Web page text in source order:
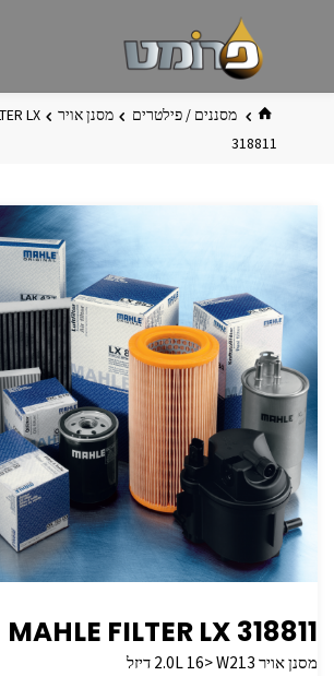
בית מסננים / פילטרים מסנן אויר
LX
318811
MAHLE FILTER LX 318811
מסנן אויר 2.0L 16> W213 דיזל